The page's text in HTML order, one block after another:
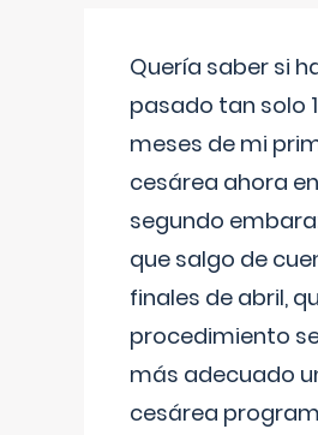
Quería saber si
pasado tan solo
meses de mi
cesárea ahora
segundo
que salgo de
finales de abril,
procedimiento
más adecuado
cesárea